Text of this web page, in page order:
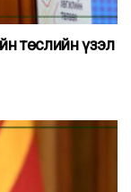
төслийн үзэл